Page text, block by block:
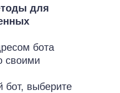
для
бота
своими
бот, выберите